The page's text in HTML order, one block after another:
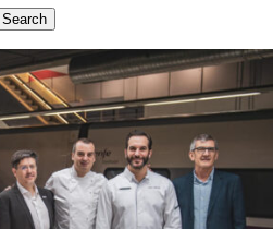
Search